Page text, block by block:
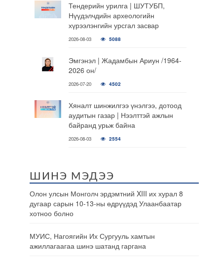
Тендерийн урилга | ШУТУБП,
Нүүдэлчдийн археологийн
хүрээлэнгийн урсгал засвар
2026-08-03 5088
Эмгэнэл | Жадамбын Ариун /1964-
2026 он/
2026-07-20 4502
Хяналт шинжилгээ үнэлгээ, дотоод
аудитын газар | Нээлттэй ажлын
байранд урьж байна
2026-08-03 2554
ШИНЭ МЭДЭЭ
Олон улсын Монголч эрдэмтний XIII их хурал 8
дугаар сарын 10-13-ны өдрүүдэд Улаанбаатар
хотноо болно
МУИС, Нагоягийн Их Сургууль хамтын
ажиллагаагаа шинэ шатанд гаргана